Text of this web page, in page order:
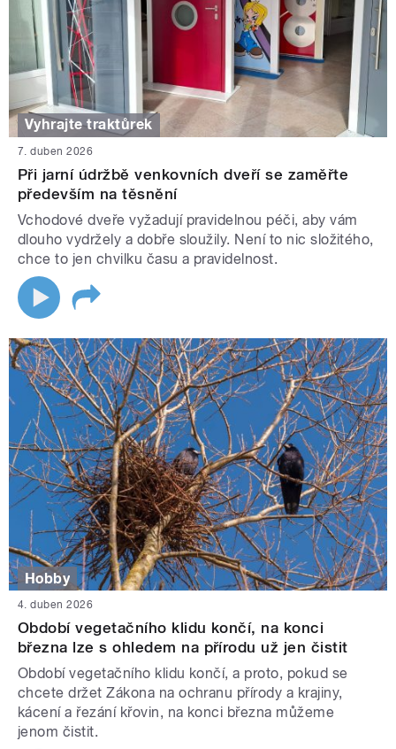
Vyhrajte traktůrek
7. duben 2026
Při jarní údržbě venkovních dveří se zaměřte
především na těsnění
Vchodové dveře vyžadují pravidelnou péči, aby vám
dlouho vydržely a dobře sloužily. Není to nic složitého,
chce to jen chvilku času a pravidelnost.
Hobby
4. duben 2026
Období vegetačního klidu končí, na konci
března lze s ohledem na přírodu už jen čistit
Období vegetačního klidu končí, a proto, pokud se
chcete držet Zákona na ochranu přírody a krajiny,
kácení a řezání křovin, na konci března můžeme
jenom čistit.